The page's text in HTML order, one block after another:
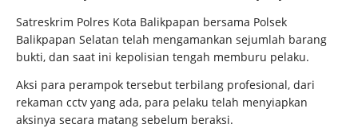
Satreskrim Polres Kota Balikpapan bersama Polsek
Balikpapan Selatan telah mengamankan sejumlah barang
bukti, dan saat ini kepolisian tengah memburu pelaku.
Aksi para perampok tersebut terbilang profesional, dari
rekaman cctv yang ada, para pelaku telah menyiapkan
aksinya secara matang sebelum beraksi.